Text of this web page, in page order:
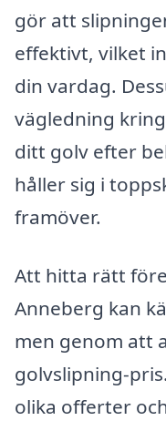
gör att
effektivt, vilket
din vardag.
vägledning
ditt golv efter
håller sig i
framöver.
Att hitta rätt
Anneberg kan
men genom att
golvslipning-
olika offerter